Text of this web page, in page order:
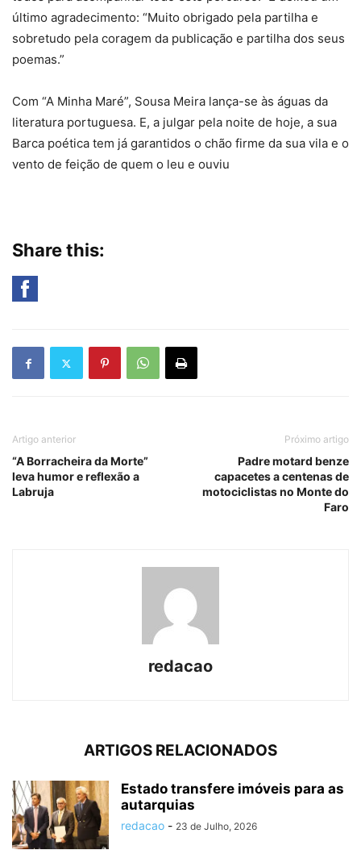
último agradecimento: “Muito obrigado pela partilha e
sobretudo pela coragem da publicação e partilha dos seus
poemas.”
Com “A Minha Maré”, Sousa Meira lança-se às águas da
literatura portuguesa. E, a julgar pela noite de hoje, a sua
Barca poética tem já garantidos o chão firme da sua vila e o
vento de feição de quem o leu e ouviu
Share this:
Artigo anterior
“A Borracheira da Morte”
leva humor e reflexão a
Labruja
Próximo artigo
Padre motard benze
capacetes a centenas de
motociclistas no Monte do
Faro
redacao
ARTIGOS RELACIONADOS
Estado transfere imóveis para as
autarquias
redacao - 23 de Julho, 2026